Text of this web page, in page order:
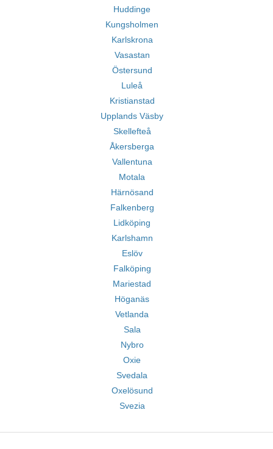
Huddinge
Kungsholmen
Karlskrona
Vasastan
Östersund
Luleå
Kristianstad
Upplands Väsby
Skellefteå
Åkersberga
Vallentuna
Motala
Härnösand
Falkenberg
Lidköping
Karlshamn
Eslöv
Falköping
Mariestad
Höganäs
Vetlanda
Sala
Nybro
Oxie
Svedala
Oxelösund
Svezia